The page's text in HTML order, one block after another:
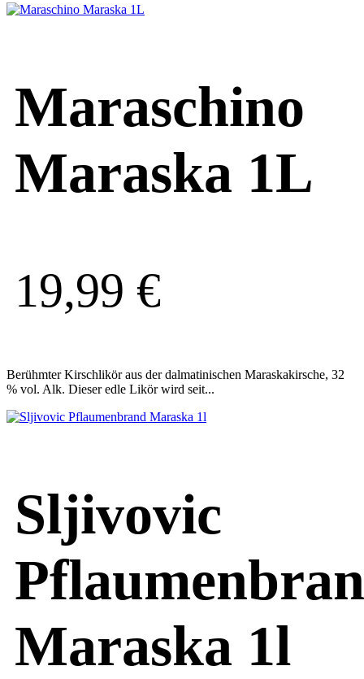
Maraschino
Maraska 1L
19,99 €
Berühmter Kirschlikör aus der dalmatinischen Maraskakirsche, 32
% vol. Alk. Dieser edle Likör wird seit...
Sljivovic
Maraska 1l